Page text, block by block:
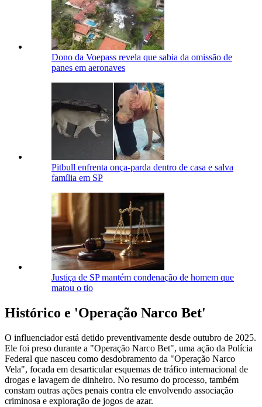
Dono da Voepass revela que sabia da omissão de
panes em aeronaves
Pitbull enfrenta onça-parda dentro de casa e salva
família em SP
Justiça de SP mantém condenação de homem que
matou o tio
Histórico e 'Operação Narco Bet'
O influenciador está detido preventivamente desde outubro de 2025.
Ele foi preso durante a "Operação Narco Bet", uma ação da Polícia
Federal que nasceu como desdobramento da "Operação Narco
Vela", focada em desarticular esquemas de tráfico internacional de
drogas e lavagem de dinheiro. No resumo do processo, também
constam outras ações penais contra ele envolvendo associação
criminosa e exploração de jogos de azar.